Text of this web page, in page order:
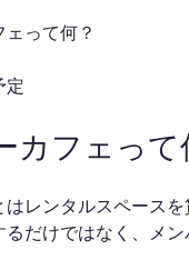
って何？
定
カフェって
はレンタルスペース
だけではなく、メ